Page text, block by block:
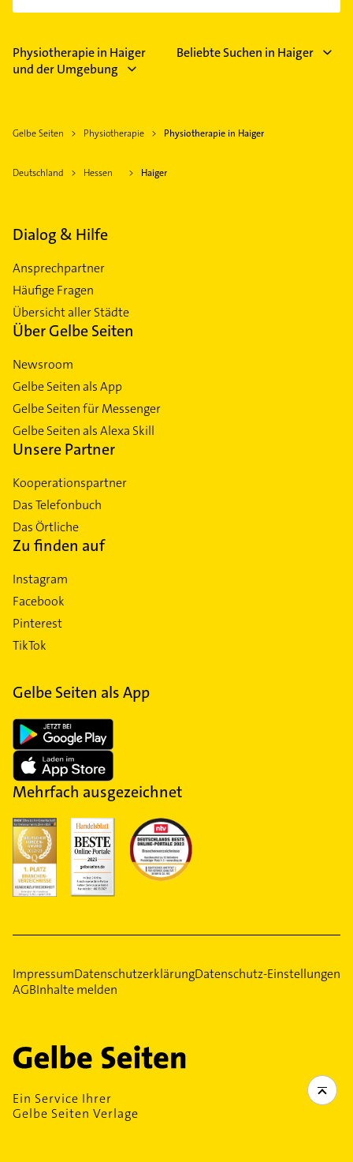
Physiotherapie in Haiger
und der Umgebung
Beliebte Suchen in Haiger
Gelbe Seiten Physiotherapie Physiotherapie in Haiger
Deutschland Hessen Haiger
Dialog & Hilfe
Ansprechpartner
Häufige Fragen
Übersicht aller Städte
Über Gelbe Seiten
Newsroom
Gelbe Seiten als App
Gelbe Seiten für Messenger
Gelbe Seiten als Alexa Skill
Unsere Partner
Kooperationspartner
Das Telefonbuch
Das Örtliche
Zu finden auf
Instagram
Facebook
Pinterest
TikTok
Gelbe Seiten als App
Mehrfach ausgezeichnet
ImpressumDatenschutzerklärungDatenschutz-Einstellungen
AGBInhalte melden
Ein Service Ihrer
Gelbe Seiten Verlage